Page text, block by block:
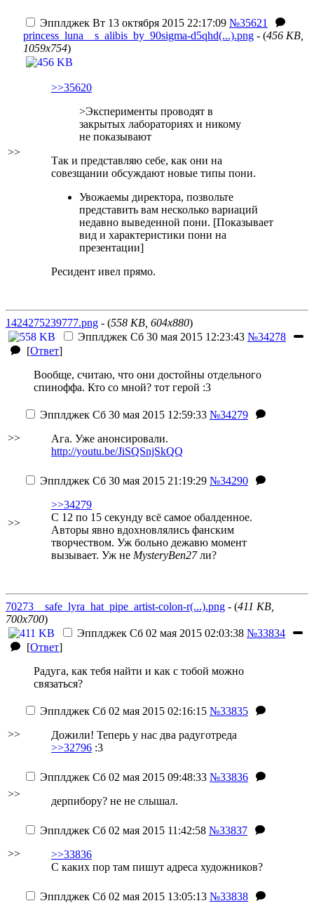
>>
Эпплджек Вт 13 октября 2015 22:17:09 №35621
princess_luna__s_alibis_by_90sigma-d5qhd(...).png - (456 KB,
1059x754)
>>35620
>Эксперименты проводят в
закрытых лабораториях и никому
не показывают
Так и представляю себе, как они на
совезщании обсуждают новые типы пони.
Увожаемы директора, позвольте
представить вам несколько вариаций
недавно выведенной пони. [Показывает
вид и характеристики пони на
презентации]
Ресидент ивел прямо.
1424275239777.png - (558 KB, 604x880)
Эпплджек Сб 30 мая 2015 12:23:43 №34278
[Ответ]
Вообще, считаю, что они достойны отдельного
спиноффа. Кто со мной? тот герой :3
>>
Эпплджек Сб 30 мая 2015 12:59:33 №34279
Ага. Уже анонсировали.
http://youtu.be/JiSQSnjSkQQ
>>
Эпплджек Сб 30 мая 2015 21:19:29 №34290
>>34279
С 12 по 15 секунду всё самое обалденное.
Авторы явно вдохновлялись фанским
творчеством. Уж больно дежавю момент
вызывает. Уж не MysteryBen27ли?
70273__safe_lyra_hat_pipe_artist-colon-r(...).png - (411 KB,
700x700)
Эпплджек Сб 02 мая 2015 02:03:38 №33834
[Ответ]
Радуга, как тебя найти и как с тобой можно
связаться?
>>
Эпплджек Сб 02 мая 2015 02:16:15 №33835
Дожили! Теперь у нас два радуготреда
>>32796 :3
>>
Эпплджек Сб 02 мая 2015 09:48:33 №33836
дерпибору? не не слышал.
>>
Эпплджек Сб 02 мая 2015 11:42:58 №33837
>>33836
C каких пор там пишут адреса художников?
Эпплджек Сб 02 мая 2015 13:05:13 №33838